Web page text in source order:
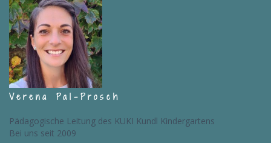
Verena Pal-Prosch
Pädagogische Leitung des KUKI Kundl Kindergartens
Bei uns seit 2009